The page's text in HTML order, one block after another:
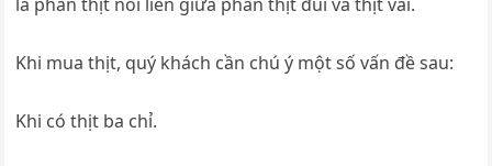
Khi mua thịt, quý khách cần chú ý một số vấn đề sau:
Khi có thịt ba chỉ.